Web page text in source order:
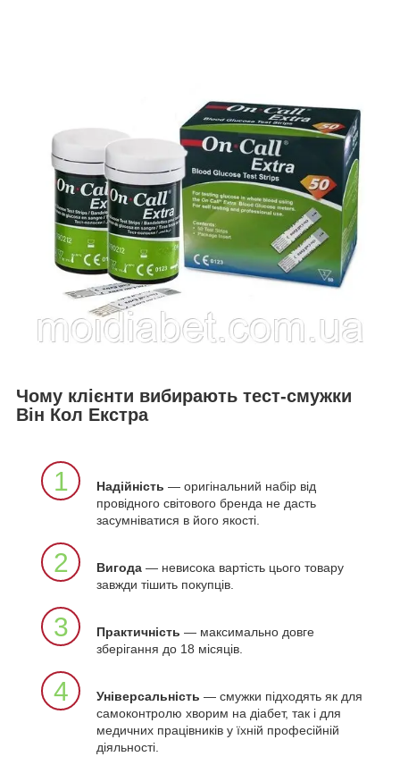
Чому клієнти вибирають тест-смужки
Він Кол Екстра
1 Надійність — оригінальний набір від
провідного світового бренда не дасть
засумніватися в його якості.
2 Вигода — невисока вартість цього товару
завжди тішить покупців.
3 Практичність — максимально довге
зберігання до 18 місяців.
4 Універсальність — смужки підходять як для
самоконтролю хворим на діабет, так і для
медичних працівників у їхній професійній
діяльності.